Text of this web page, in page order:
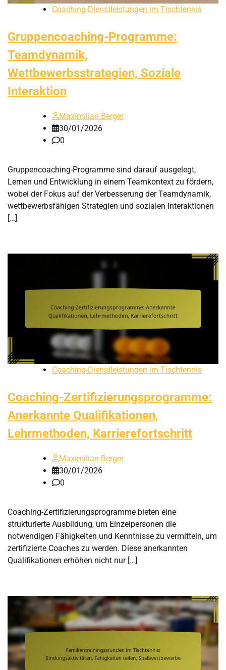
Coaching-Dienstleistungen im Tischtennis
Gruppencoaching-Programme:
Teamdynamik,
Wettbewerbsstrategien, Soziale
Interaktion
Maximilian Berger
30/01/2026
0
Gruppencoaching-Programme sind darauf ausgelegt,
Lernen und Entwicklung in einem Teamkontext zu fördern,
wobei der Fokus auf der Verbesserung der Teamdynamik,
wettbewerbsfähigen Strategien und sozialen Interaktionen
[…]
Coaching-Dienstleistungen im Tischtennis
Coaching-Zertifizierungsprogramme:
Anerkannte Qualifikationen,
Lehrmethoden, Karrierefortschritt
Maximilian Berger
30/01/2026
0
Coaching-Zertifizierungsprogramme bieten eine
strukturierte Ausbildung, um Einzelpersonen die
notwendigen Fähigkeiten und Kenntnisse zu vermitteln, um
zertifizierte Coaches zu werden. Diese anerkannten
Qualifikationen erhöhen nicht nur […]